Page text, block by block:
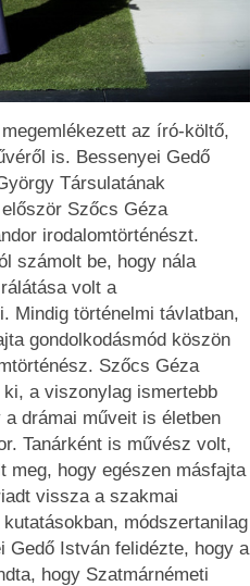
az író-költő,
is. Bessenyei Gedő
Társulatának
Szőcs Géza
irodalomtörténészt.
számolt be, hogy nála
volt a
Mindig történelmi távlatban,
gondolkodásmód köszön
Szőcs Géza
a viszonylag ismertebb
drámai műveit is életben
Tanárként is művész volt,
meg, hogy egészen másfajta
vissza a szakmai
módszertanilag
Gedő István felidézte, hogy a
hogy Szatmárnémeti